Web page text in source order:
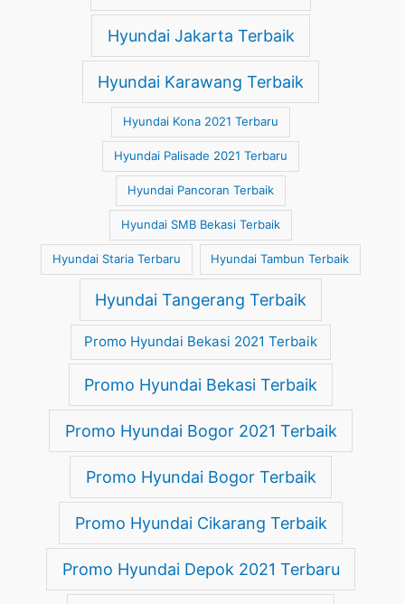
Hyundai Jakarta Terbaik
Hyundai Karawang Terbaik
Hyundai Kona 2021 Terbaru
Hyundai Palisade 2021 Terbaru
Hyundai Pancoran Terbaik
Hyundai SMB Bekasi Terbaik
Hyundai Staria Terbaru Hyundai Tambun Terbaik
Hyundai Tangerang Terbaik
Promo Hyundai Bekasi 2021 Terbaik
Promo Hyundai Bekasi Terbaik
Promo Hyundai Bogor 2021 Terbaik
Promo Hyundai Bogor Terbaik
Promo Hyundai Cikarang Terbaik
Promo Hyundai Depok 2021 Terbaru